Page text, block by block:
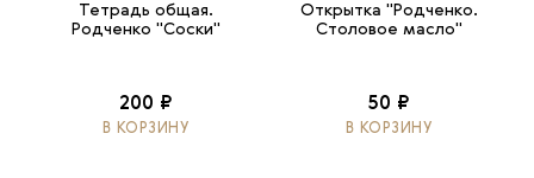
Тетрадь общая.
Родченко "Соски"
200 ₽
В КОРЗИНУ
Открытка "Родченко.
Столовое масло"
50 ₽
В КОРЗИНУ